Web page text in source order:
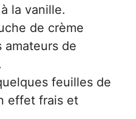
la vanille.
de crème
amateurs de
feuilles de
effet frais et